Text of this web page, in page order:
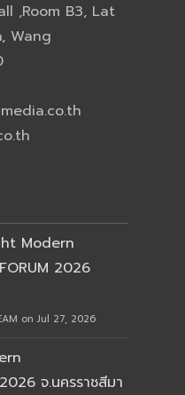
,Room B3, Lat
Wang
Modern
2026
on Jul 27, 2026
จ.นครราชสีมา